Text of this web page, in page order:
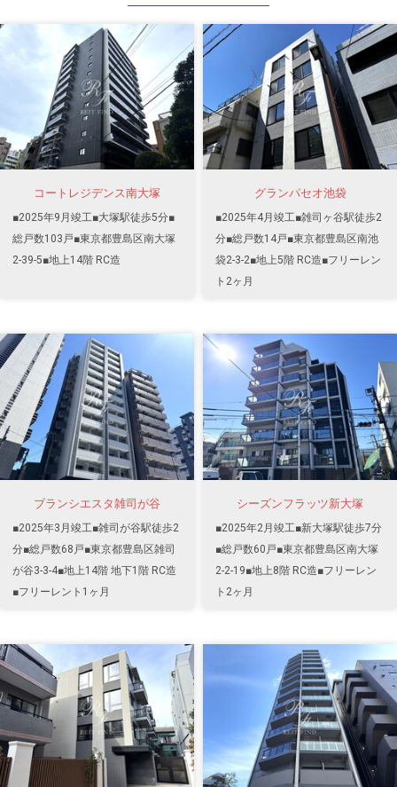
コートレジデンス南大塚
■2025年9月竣工■大塚駅徒歩5分■
総戸数103戸■東京都豊島区南大塚
2-39-5■地上14階 RC造
グランパセオ池袋
■2025年4月竣工■雑司ヶ谷駅徒歩2
分■総戸数14戸■東京都豊島区南池
袋2-3-2■地上5階 RC造■フリーレン
ト2ヶ月
ブランシエスタ雑司が谷
■2025年3月竣工■雑司が谷駅徒歩2
分■総戸数68戸■東京都豊島区雑司
が谷3-3-4■地上14階 地下1階 RC造
■フリーレント1ヶ月
シーズンフラッツ新大塚
■2025年2月竣工■新大塚駅徒歩7分
■総戸数60戸■東京都豊島区南大塚
2-2-19■地上8階 RC造■フリーレン
ト2ヶ月